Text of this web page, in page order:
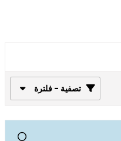
تصفية - فلترة